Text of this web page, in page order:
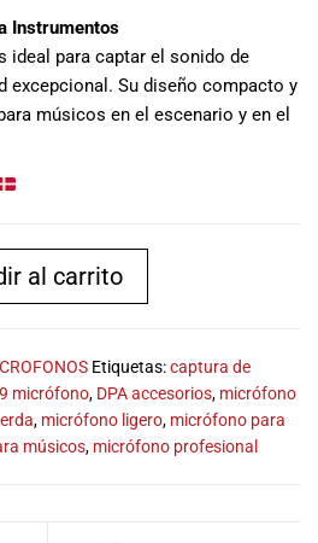
para satisfacer
todas las
necesidades
musicales.
música está
encontrar el
adecuado para
ti, y ofrecerte el
mejor servicio
al cliente
Instrumentos
ideal para captar el sonido de
excepcional. Su diseño compacto y
músicos en el escenario y en el
al carrito
Etiquetas:captura de
micrófono, DPA accesorios, micrófono
, micrófono ligero, micrófono para
músicos, micrófono profesional